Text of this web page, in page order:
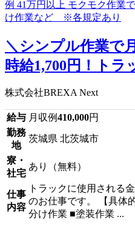
＼シンプル作業で
時給1,700円！トラ
株式会社BREXA Next
給与 月収例410,000円
勤務
地
茨城県 北茨城市
寮・
社宅
あり（無料）
仕事
内容
トラックに使用される
のお仕事です。 【具体
分け作業 ■塗装作業 ...